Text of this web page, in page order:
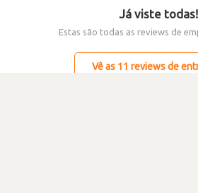
Já viste todas!
Estas são todas as reviews de
Vê as 11 reviews de